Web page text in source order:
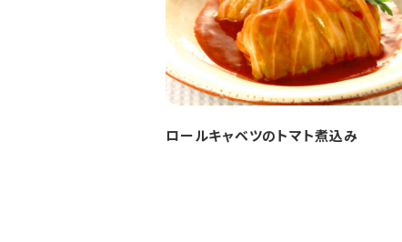
ロールキャベツのトマト煮込み